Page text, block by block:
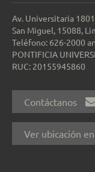
Av. Universitaria 1801
San Miguel, 15088,
Teléfono: 626-2000
PONTIFICIA
RUC: 20155945860
Contáctanos
Ver ubicación